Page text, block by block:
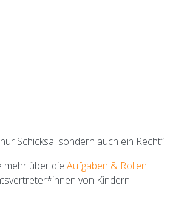
Schicksal sondern auch ein Recht”
mehr über die Aufgaben & Rollen
von Kindern.